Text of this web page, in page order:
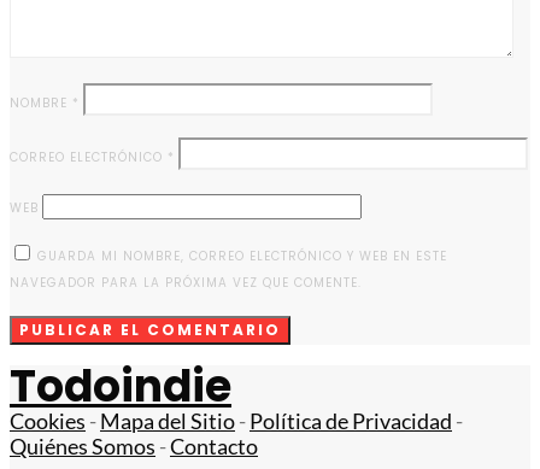
NOMBRE *
CORREO ELECTRÓNICO *
WEB
GUARDA MI NOMBRE, CORREO ELECTRÓNICO Y WEB EN ESTE
NAVEGADOR PARA LA PRÓXIMA VEZ QUE COMENTE.
Todoindie
Cookies -Mapa del Sitio-Política de Privacidad -
Quiénes Somos -Contacto